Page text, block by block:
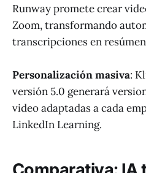
Runway promete crear
Zoom, transformando
transcripciones en
Personalización masiva:
versión 5.0 generará
video adaptadas a cada
LinkedIn Learning.